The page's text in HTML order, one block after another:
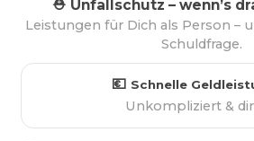
⛑️ Unfallschutz – wenn’s
Leistungen für Dich als Person –
Schuldfrage.
💶 Schnelle
Unkompliziert &